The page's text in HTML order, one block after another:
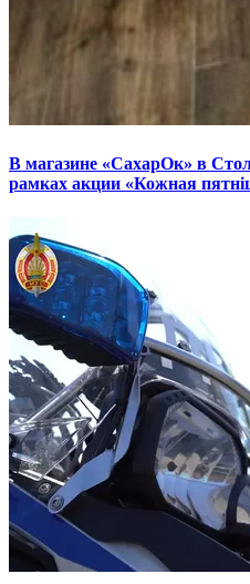
В магазине «СахарОк» в
рамках акции «Кожная